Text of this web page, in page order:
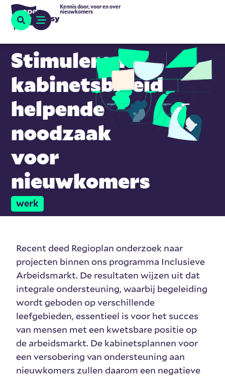
Kennis door, voor en over
nieuwkomers
Stimulerend
kabinetsbeleid
helpende
noodzaak
voor
nieuwkomers
werk
Recent deed Regioplan onderzoek naar
projecten binnen ons programma Inclusieve
Arbeidsmarkt. De resultaten wijzen uit dat
integrale ondersteuning, waarbij begeleiding
wordt geboden op verschillende
leefgebieden, essentieel is voor het succes
van mensen met een kwetsbare positie op
de arbeidsmarkt. De kabinetsplannen voor
een versobering van ondersteuning aan
nieuwkomers zullen daarom een negatieve